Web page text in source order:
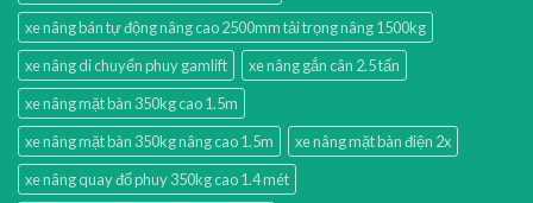
xe nâng bán tự động nâng cao 2500mm tải trọng nâng 1500kg
xe nâng di chuyển phuy gamlift
xe nâng gắn cân 2.5 tấn
xe nâng mặt bàn 350kg cao 1.5m
xe nâng mặt bàn 350kg nâng cao 1.5m
xe nâng mặt bàn điện 2x
xe nâng quay đổ phuy 350kg cao 1.4 mét